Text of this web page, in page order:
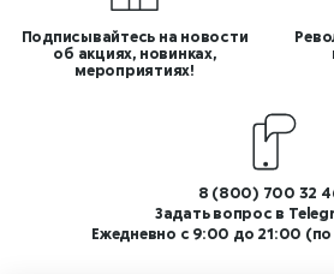
Подписывайтесь на новости
об акциях, новинках,
мероприятиях!
8 (800) 700 32
Задать вопрос в
Ежедневно с 9:00 до 21:00